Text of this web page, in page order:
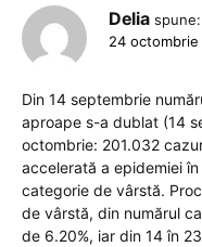
Delia spune:
24 octombrie
Din 14 septembrie
aproape s-a dublat (14
octombrie: 201.032
accelerată a epidemiei
categorie de vârstă.
de vârstă, din numărul
de 6.20%, iar din 14 în